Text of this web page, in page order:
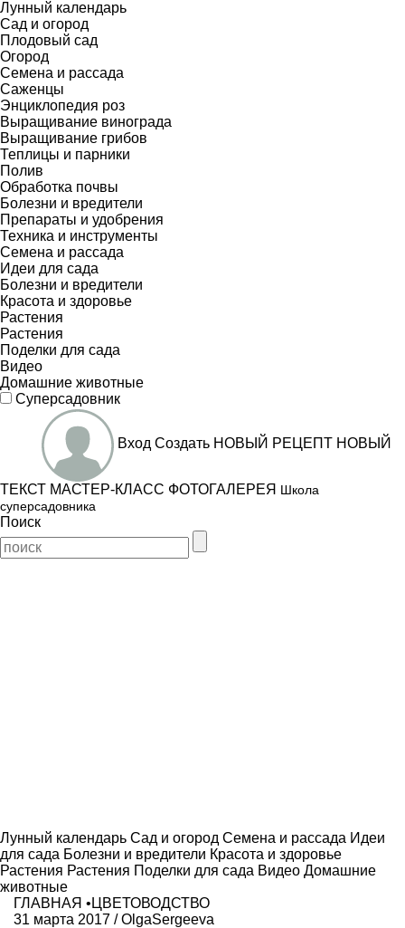
Лунный календарь
Сад и огород
Плодовый сад
Огород
Семена и рассада
Саженцы
Энциклопедия роз
Выращивание винограда
Выращивание грибов
Теплицы и парники
Полив
Обработка почвы
Болезни и вредители
Препараты и удобрения
Техника и инструменты
Семена и рассада
Идеи для сада
Болезни и вредители
Красота и здоровье
Растения
Растения
Поделки для сада
Видео
Домашние животные
Суперсадовник
Вход Создать НОВЫЙ РЕЦЕПТ НОВЫЙ
ТЕКСТ МАСТЕР-КЛАСС ФОТОГАЛЕРЕЯ Школа
суперсадовника
Поиск
Лунный календарь Сад и огород Семена и рассада Идеи
для сада Болезни и вредители Красота и здоровье
Растения Растения Поделки для сада Видео Домашние
животные
ГЛАВНАЯ • ЦВЕТОВОДСТВО
31 марта 2017 /OlgaSergeeva